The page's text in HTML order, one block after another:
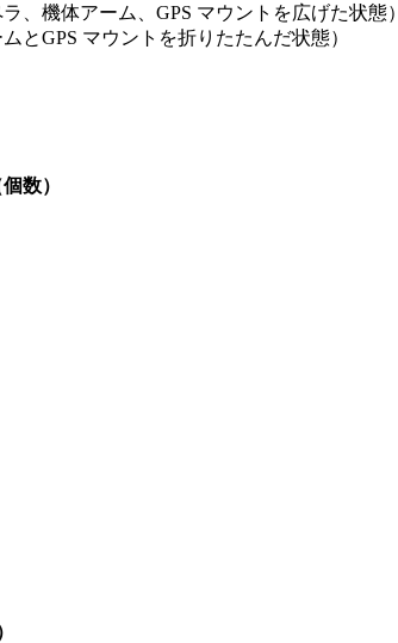
ラ、機体アーム、GPS マウントを広げた状態）
ムとGPS マウントを折りたたんだ状態）
数）